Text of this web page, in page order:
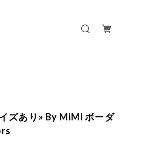
ズあり» By MiMi ボーダ